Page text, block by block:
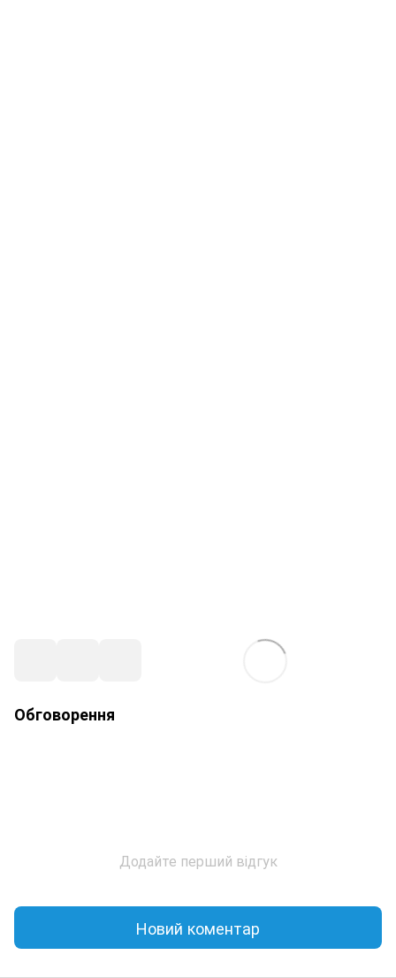
Обговорення
Додайте перший відгук
Новий коментар